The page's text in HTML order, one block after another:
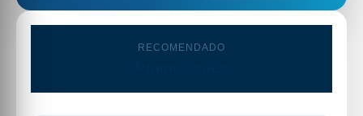
RECOMENDADO